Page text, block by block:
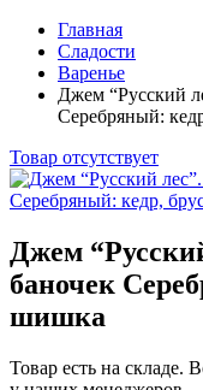
Главная
Сладости
Варенье
Джем “Русский
Серебряный:
Товар отсутствует
Джем
баночек
шишка
Товар есть на складе.